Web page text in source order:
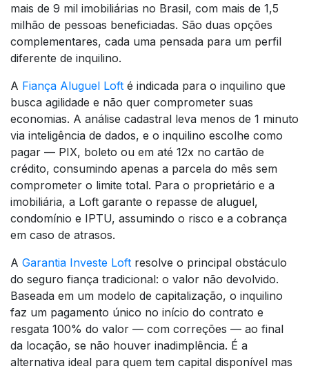
mais de 9 mil imobiliárias no Brasil, com mais de 1,5
milhão de pessoas beneficiadas. São duas opções
complementares, cada uma pensada para um perfil
diferente de inquilino.
A Fiança Aluguel Loft é indicada para o inquilino que
busca agilidade e não quer comprometer suas
economias. A análise cadastral leva menos de 1 minuto
via inteligência de dados, e o inquilino escolhe como
pagar — PIX, boleto ou em até 12x no cartão de
crédito, consumindo apenas a parcela do mês sem
comprometer o limite total. Para o proprietário e a
imobiliária, a Loft garante o repasse de aluguel,
condomínio e IPTU, assumindo o risco e a cobrança
em caso de atrasos.
A Garantia Investe Loft resolve o principal obstáculo
do seguro fiança tradicional: o valor não devolvido.
Baseada em um modelo de capitalização, o inquilino
faz um pagamento único no início do contrato e
resgata 100% do valor — com correções — ao final
da locação, se não houver inadimplência. É a
alternativa ideal para quem tem capital disponível mas